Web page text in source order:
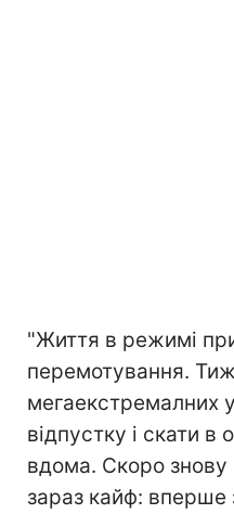
"Життя в режимі
перемотування.
мегаекстремалних
відпустку і скати в
вдома. Скоро знову
зараз кайф: вперше